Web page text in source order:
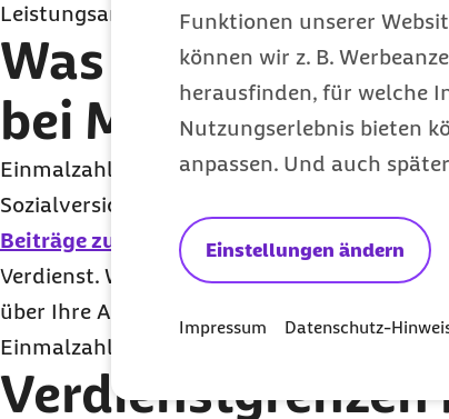
Funktionen unserer
können wir z. B.
herausfinden, für welche
Nutzungserlebnis bieten
anpassen. Und auch
Einstellungen ändern
Impressum Datenschutz-
Leistungsansprüche der Beschäftigten.
Was gilt für
bei Minijobs?
Einmalzahlungen unterliegen der
Sozialversicherung. Für Minijobs gelten
Beiträge zur Kranken- und
Verdienst. Wichtig ist dabei, dass Sie Ihre
über Ihre Ansprüche informieren, um
Einmalzahlungen zu erhalten.
Verdienstgrenzen